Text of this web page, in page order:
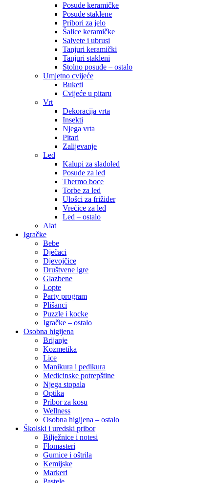
Posude keramičke
Posude staklene
Pribori za jelo
Šalice keramičke
Salvete i ubrusi
Tanjuri keramički
Tanjuri stakleni
Stolno posuđe – ostalo
Umjetno cvijeće
Buketi
Cvijeće u pitaru
Vrt
Dekoracija vrta
Insekti
Njega vrta
Pitari
Zalijevanje
Led
Kalupi za sladoled
Posude za led
Thermo boce
Torbe za led
Ulošci za frižider
Vrećice za led
Led – ostalo
Alat
Igračke
Bebe
Dječaci
Djevojčice
Društvene igre
Glazbene
Lopte
Party program
Plišanci
Puzzle i kocke
Igračke – ostalo
Osobna higijena
Brijanje
Kozmetika
Lice
Manikura i pedikura
Medicinske potrepštine
Njega stopala
Optika
Pribor za kosu
Wellness
Osobna higijena – ostalo
Školski i uredski pribor
Bilježnice i notesi
Flomasteri
Gumice i oštrila
Kemijske
Markeri
Pastele